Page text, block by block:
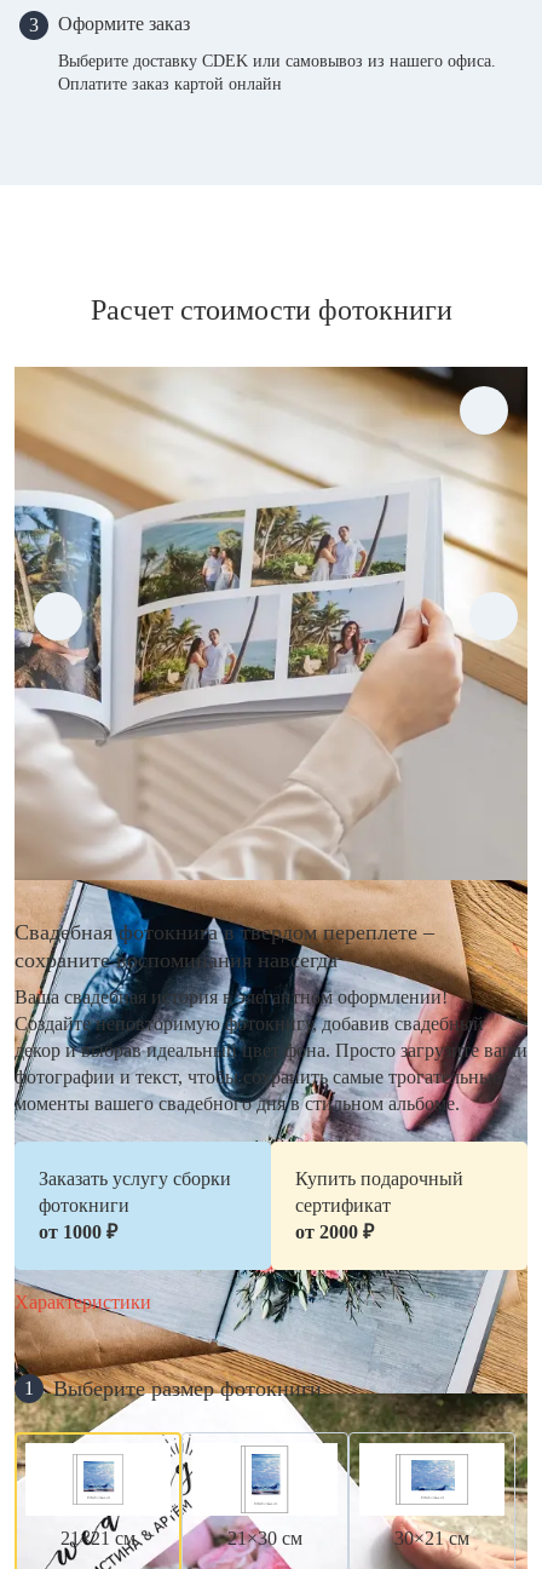
3 Оформите заказ
Выберите доставку CDEK или самовывоз из нашего офиса.
Оплатите заказ картой онлайн
Расчет стоимости фотокниги
Свадебная фотокнига в твердом переплете –
сохраните воспоминания навсегда
Ваша свадебная история в элегантном оформлении!
Создайте неповторимую фотокнигу, добавив свадебный
декор и выбрав идеальный цвет фона. Просто загрузите ваши
фотографии и текст, чтобы сохранить самые трогательные
моменты вашего свадебного дня в стильном альбоме.
Заказать услугу сборки
фотокниги
от 1000 ₽
Купить подарочный
сертификат
от 2000 ₽
Характеристики
1 Выберите размер фотокниги
21×21 см 21×30 см 30×21 см